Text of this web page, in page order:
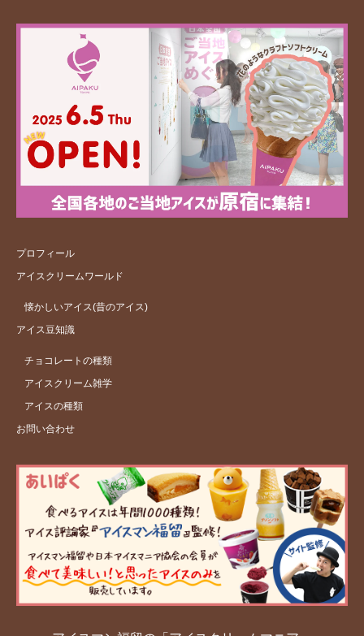
プロフィール
アイスクリームワールド
懐かしいアイス(昔のアイス)
アイス豆知識
チョコレートの種類
アイスクリーム雑学
アイスの種類
お問い合わせ